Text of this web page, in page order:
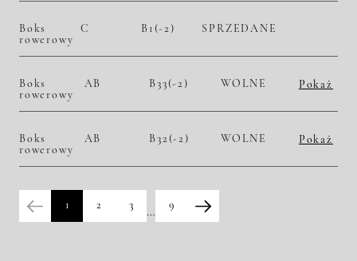
Boks
rowerowy
C B1(-2) SPRZEDANE
Boks
rowerowy
AB B33(-2) WOLNE
Pokaż
Boks
rowerowy
AB B32(-2) WOLNE
Pokaż
1 2 3
…
9